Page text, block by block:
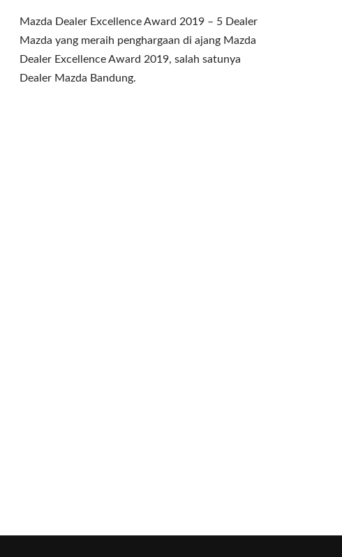
Mazda Dealer Excellence Award 2019 – 5 Dealer
Mazda yang meraih penghargaan di ajang Mazda
Dealer Excellence Award 2019, salah satunya
Dealer Mazda Bandung.